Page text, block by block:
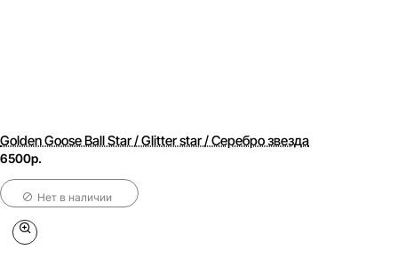
Golden Goose Ball Star / Glitter star / Серебро звезда
6500р.
Нет в наличии